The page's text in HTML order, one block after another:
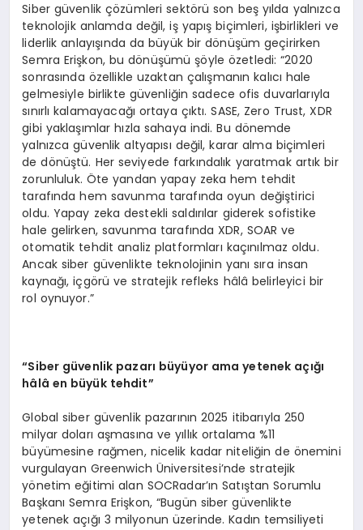
Siber güvenlik çözümleri sektörü son beş yılda yalnızca
teknolojik anlamda değil, iş yapış biçimleri, işbirlikleri ve
liderlik anlayışında da büyük bir dönüşüm geçirirken
Semra Erişkon, bu dönüşümü şöyle özetledi: “2020
sonrasında özellikle uzaktan çalışmanın kalıcı hale
gelmesiyle birlikte güvenliğin sadece ofis duvarlarıyla
sınırlı kalamayacağı ortaya çıktı. SASE, Zero Trust, XDR
gibi yaklaşımlar hızla sahaya indi. Bu dönemde
yalnızca güvenlik altyapısı değil, karar alma biçimleri
de dönüştü. Her seviyede farkındalık yaratmak artık bir
zorunluluk. Öte yandan yapay zeka hem tehdit
tarafında hem savunma tarafında oyun değiştirici
oldu. Yapay zeka destekli saldırılar giderek sofistike
hale gelirken, savunma tarafında XDR, SOAR ve
otomatik tehdit analiz platformları kaçınılmaz oldu.
Ancak siber güvenlikte teknolojinin yanı sıra insan
kaynağı, içgörü ve stratejik refleks hâlâ belirleyici bir
rol oynuyor.”
“Siber güvenlik pazarı büyüyor ama yetenek açığı
hâlâ en büyük tehdit”
Global siber güvenlik pazarının 2025 itibarıyla 250
milyar doları aşmasına ve yıllık ortalama %11
büyümesine rağmen, nicelik kadar niteliğin de önemini
vurgulayan Greenwich Üniversitesi’nde stratejik
yönetim eğitimi alan SOCRadar’ın Satıştan Sorumlu
Başkanı Semra Erişkon, “Bugün siber güvenlikte
yetenek açığı 3 milyonun üzerinde. Kadın temsiliyeti